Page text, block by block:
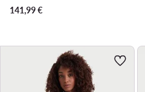
141,99€